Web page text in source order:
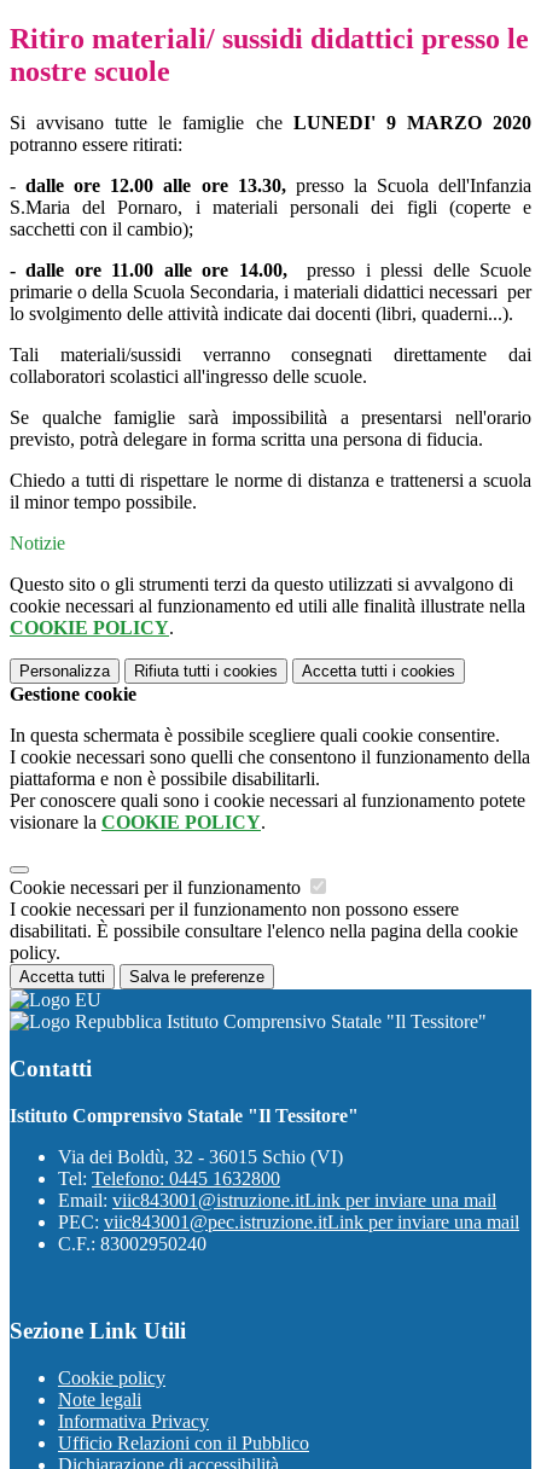
Ritiro materiali/ sussidi didattici presso le
nostre scuole
Si avvisano tutte le famiglie che LUNEDI' 9 MARZO 2020
potranno essere ritirati:
-dalle ore 12.00 alle ore 13.30, presso la Scuola dell'Infanzia
S.Maria del Pornaro, i materiali personali dei figli (coperte e
sacchetti con il cambio);
- dalle ore 11.00 alle ore 14.00,
presso i plessi delle Scuole
primarie o della Scuola Secondaria, i materiali didattici necessari per
lo svolgimento delle attività indicate dai docenti (libri, quaderni...).
Tali materiali/sussidi verranno consegnati direttamente dai
collaboratori scolastici all'ingresso delle scuole.
Se qualche famiglie sarà impossibilità a presentarsi nell'orario
previsto, potrà delegare in forma scritta una persona di fiducia.
Chiedo a tutti di rispettare le norme di distanza e trattenersi a scuola
il minor tempo possibile.
Notizie
Questo sito o gli strumenti terzi da questo utilizzati si avvalgono di
cookie necessari al funzionamento ed utili alle finalità illustrate nella
COOKIE POLICY.
Personalizza Rifiuta tutti i cookies Accetta tutti i cookies
Gestione cookie
In questa schermata è possibile scegliere quali cookie consentire.
I cookie necessari sono quelli che consentono il funzionamento della
piattaforma e non è possibile disabilitarli.
Per conoscere quali sono i cookie necessari al funzionamento potete
visionare la COOKIE POLICY.
Cookie necessari per il funzionamento
I cookie necessari per il funzionamento non possono essere
disabilitati. È possibile consultare l'elenco nella pagina della cookie
policy.
Accetta tutti Salva le preferenze
Istituto Comprensivo Statale "Il Tessitore"
Contatti
Istituto Comprensivo Statale "Il Tessitore"
Via dei Boldù, 32 - 36015 Schio (VI)
Tel: Telefono: 0445 1632800
Email: viic843001@istruzione.itLink per inviare una mail
PEC: viic843001@pec.istruzione.itLink per inviare una mail
C.F.: 83002950240
Sezione Link Utili
Cookie policy
Note legali
Informativa Privacy
Ufficio Relazioni con il Pubblico
Dichiarazione di accessibilità